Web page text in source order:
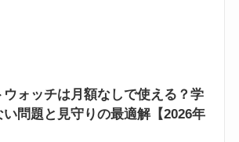
ォッチは月額なしで使える？学
問題と見守りの最適解【2026年